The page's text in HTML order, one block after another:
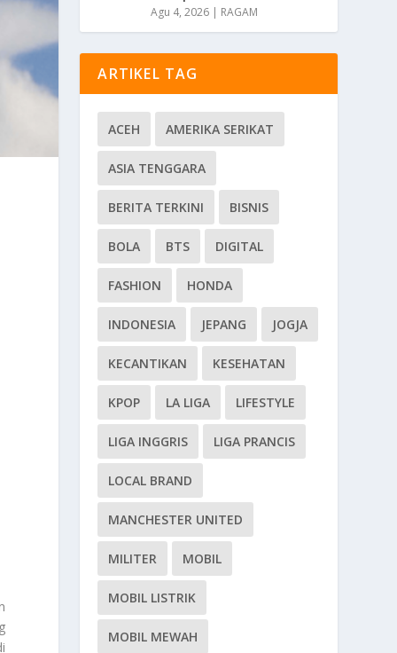
Agu 4, 2026 | RAGAM
ARTIKEL TAG
ACEH AMERIKA SERIKAT
ASIA TENGGARA
BERITA TERKINI BISNIS
BOLA BTS DIGITAL
FASHION HONDA
INDONESIA JEPANG JOGJA
KECANTIKAN KESEHATAN
KPOP LA LIGA LIFESTYLE
LIGA INGGRIS LIGA PRANCIS
LOCAL BRAND
MANCHESTER UNITED
MILITER MOBIL
MOBIL LISTRIK
MOBIL MEWAH